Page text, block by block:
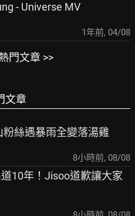
- Universe MV
1年前, 04/08
門文章 >>
文章
絲遇暴雨全變落湯雞
8小時前, 08/08
10年！Jisoo道歉讓大家